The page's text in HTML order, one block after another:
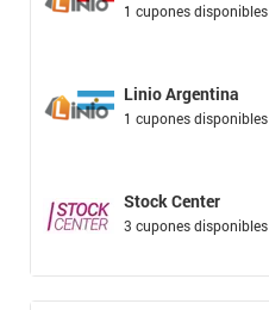
1 cupones disponibles
Linio Argentina
1 cupones disponibles
Stock Center
3 cupones disponibles